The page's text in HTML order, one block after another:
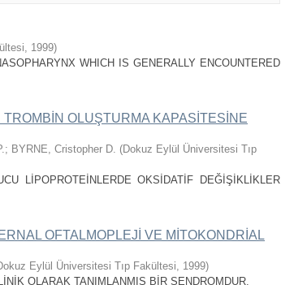
, 1999)
WHICH IS GENERALLY ENCOUNTERED
OLUŞTURMA KAPASİTESİNE
; BYRNE, Cristopher D. (Dokuz Eylül Üniversitesi Tıp
LİPOPROTEİNLERDE OKSİDATİF DEĞİŞİKLİKLER
OFTALMOPLEJİ VE MİTOKONDRİAL
Eylül Üniversitesi Tıp Fakültesi, 1999)
OLARAK TANIMLANMIŞ BİR SENDROMDUR.